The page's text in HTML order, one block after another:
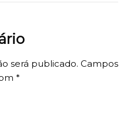
será publicado. Campos
*